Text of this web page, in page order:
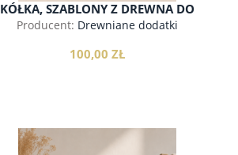
KÓŁKA, SZABLONY Z DREWNA DO
ODRYSOWYWANIA
Producent: Drewniane dodatki
100,00 ZŁ